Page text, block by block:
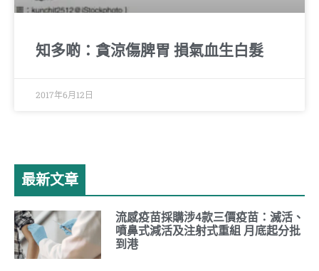
知多啲：貪涼傷脾胃 損氣血生白髮
2017年6月12日
最新文章
流感疫苗採購涉4款三價疫苗：滅活、
噴鼻式減活及注射式重組 月底起分批
到港